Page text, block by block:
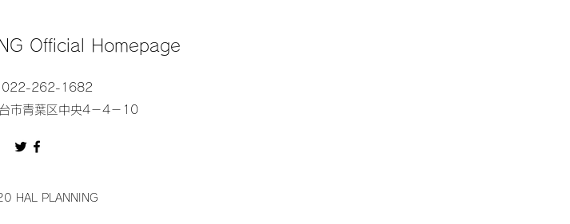
Official Homepage
022-262-1682
市青葉区中央4－4－10
HAL PLANNING